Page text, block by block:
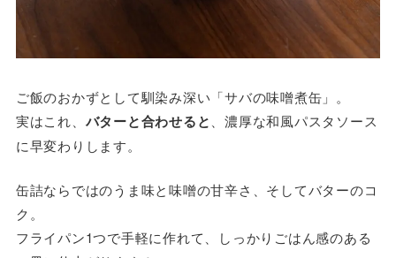
ご飯のおかずとして馴染み深い「サバの味噌煮缶」。
実はこれ、 バターと合わせると、濃厚な和風パスタソース
に早変わりします。
缶詰ならではのうま味と味噌の甘辛さ、そしてバターのコ
ク。
フライパン1つで手軽に作れて、しっかりごはん感のある